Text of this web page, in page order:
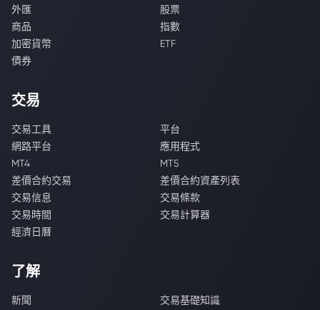
外匯
股票
商品
指數
加密貨幣
ETF
債券
交易
交易工具
平台
網路平台
應用程式
MT4
MT5
差價合約交易
差價合約資產列表
交易信息
交易條款
交易時間
交易計算器
經濟日曆
了解
新聞
交易基礎知識